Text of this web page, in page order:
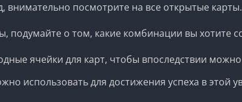
внимательно посмотрите на все открытые
о том, какие комбинации вы хотите
ячейки для карт, чтобы впоследствии
использовать для достижения успеха в этой